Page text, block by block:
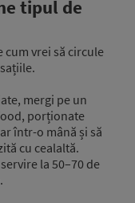
tipul de
vrei să circule
mergi pe un
porționate
într-o mână și să
cu cealaltă.
la 50–70 de